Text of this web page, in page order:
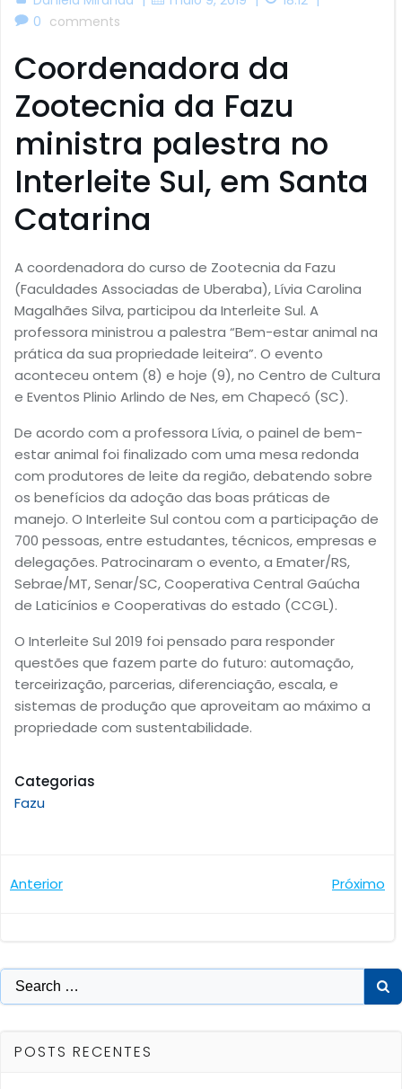
0 comments
Coordenadora da
Zootecnia da Fazu
ministra palestra no
Interleite Sul, em Santa
Catarina
A coordenadora do curso de Zootecnia da Fazu
(Faculdades Associadas de Uberaba), Lívia Carolina
Magalhães Silva, participou da Interleite Sul. A
professora ministrou a palestra “Bem-estar animal na
prática da sua propriedade leiteira”. O evento
aconteceu ontem (8) e hoje (9), no Centro de Cultura
e Eventos Plinio Arlindo de Nes, em Chapecó (SC).
De acordo com a professora Lívia, o painel de bem-
estar animal foi finalizado com uma mesa redonda
com produtores de leite da região, debatendo sobre
os benefícios da adoção das boas práticas de
manejo. O Interleite Sul contou com a participação de
700 pessoas, entre estudantes, técnicos, empresas e
delegações. Patrocinaram o evento, a Emater/RS,
Sebrae/MT, Senar/SC, Cooperativa Central Gaúcha
de Laticínios e Cooperativas do estado (CCGL).
O Interleite Sul 2019 foi pensado para responder
questões que fazem parte do futuro: automação,
terceirização, parcerias, diferenciação, escala, e
sistemas de produção que aproveitam ao máximo a
propriedade com sustentabilidade.
Categorias
Fazu
Navegação
Post
Anterior
Post
Próximo
Search
for:
POSTS RECENTES